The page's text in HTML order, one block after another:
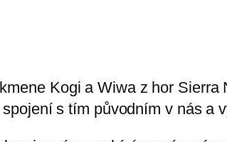
Kogi a Wiwa z hor Sierra
s tím původním v nás a